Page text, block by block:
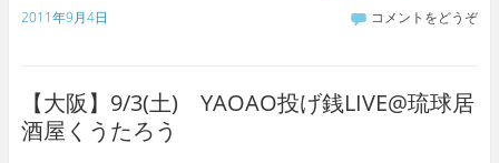
2011年9月4日 コメントをどうぞ
【大阪】9/3(土) YAOAO投げ銭LIVE@琉球居
酒屋くうたろう